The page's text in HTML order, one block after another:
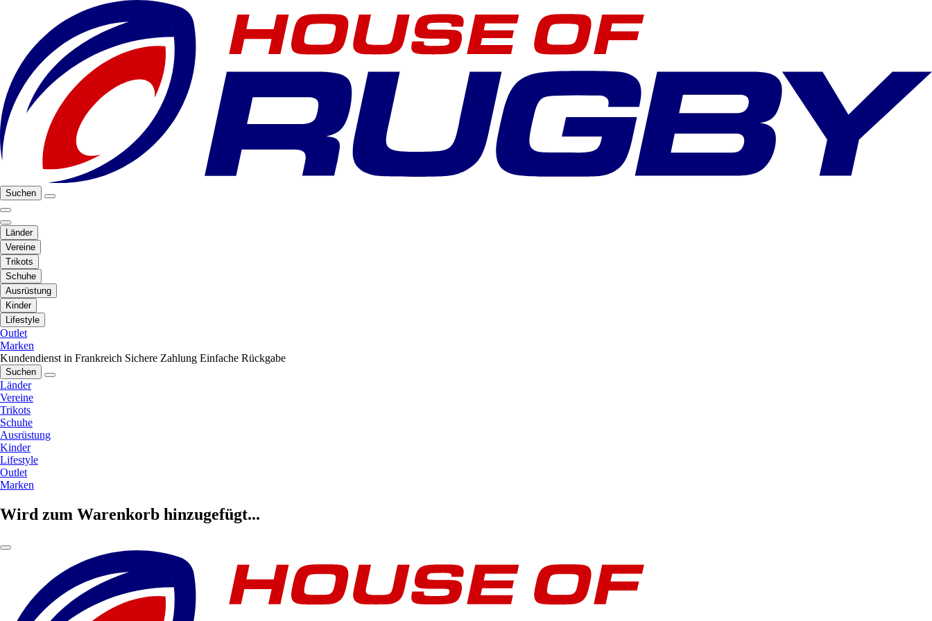
Suchen
Länder
Vereine
Trikots
Schuhe
Ausrüstung
Kinder
Lifestyle
Outlet
Marken
Kundendienst in Frankreich Sichere Zahlung Einfache Rückgabe
Suchen
Länder
Vereine
Trikots
Schuhe
Ausrüstung
Kinder
Lifestyle
Outlet
Marken
Wird zum Warenkorb hinzugefügt...